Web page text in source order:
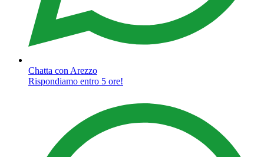
Chatta con Arezzo
Rispondiamo entro 5 ore!